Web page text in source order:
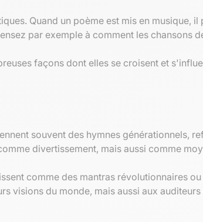
Quand un poème est mis en musique, il
par exemple à comment les chansons
façons dont elles se croisent et
souvent des hymnes générationnels,
divertissement, mais aussi comme
comme des mantras révolutionnaires
visions du monde, mais aussi aux